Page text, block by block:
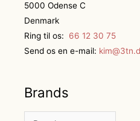
5000 Odense C
Denmark
Ring til os:
66 12 30 75
Send os en e-mail:
Brands